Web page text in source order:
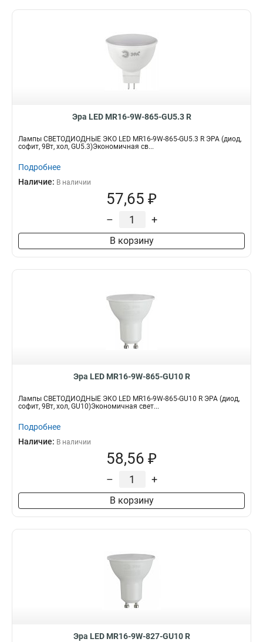
Эра LED MR16-9W-865-GU5.3 R
Лампы СВЕТОДИОДНЫЕ ЭКО LED MR16-9W-865-GU5.3 R ЭРА (диод,
софит, 9Вт, хол, GU5.3)Экономичная св...
Подробнее
Наличие: В наличии
57,65 ₽
– +
В корзину
Эра LED MR16-9W-865-GU10 R
Лампы СВЕТОДИОДНЫЕ ЭКО LED MR16-9W-865-GU10 R ЭРА (диод,
софит, 9Вт, хол, GU10)Экономичная свет...
Подробнее
Наличие: В наличии
58,56 ₽
– +
В корзину
Эра LED MR16-9W-827-GU10 R